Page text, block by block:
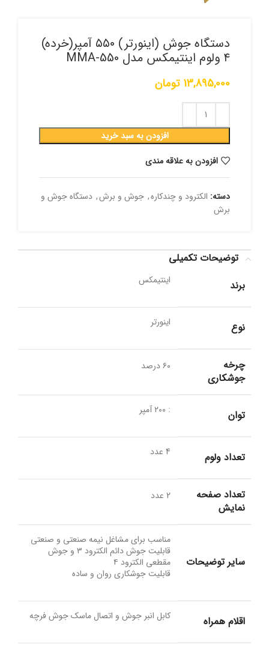
دستگاه جوش (اینورتر) ۵۵۰ آمپر(خرده)
۴ ولوم اینتیمکس مدل MMA-550
13,895,000 تومان
افزودن به سبد خرید
افزودن به علاقه مندی
دسته: الکترود و چندکاره, جوش و برش, دستگاه جوش و
برش
توضیحات تکمیلی
برند
اینتیمکس
نوع اینورتر
چرخه
جوشکاری
۶۰ درصد
توان : ۲۰۰ آمپر
تعداد ولوم 4 عدد
تعداد صفحه
نمایش
2 عدد
سایر توضیحات
مناسب برای مشاغل نیمه صنعتی و صنعتی
قابلیت جوش دائم الکترود ۳ و جوش
مقطعی الکترود ۴
قابلیت جوشکاری روان و ساده
اقلام همراه کابل انبر جوش و اتصال ماسک جوش فرچه